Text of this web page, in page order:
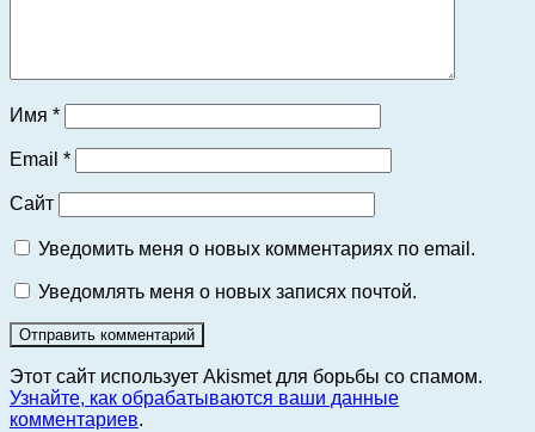
Имя *
Email *
Сайт
Уведомить меня о новых комментариях по email.
Уведомлять меня о новых записях почтой.
Этот сайт использует Akismet для борьбы со спамом.
Узнайте, как обрабатываются ваши данные
комментариев.